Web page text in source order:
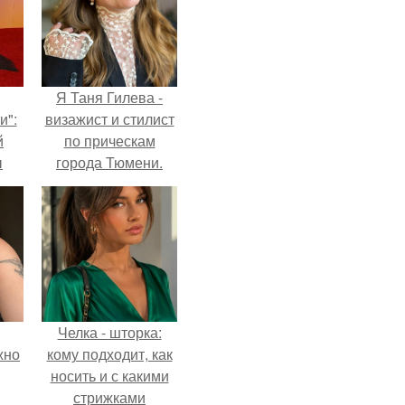
Я Таня Гилева -
визажист и стилист
по прическам
города Тюмени.
Челка - шторка:
кому подходит, как
носить и с какими
стрижками